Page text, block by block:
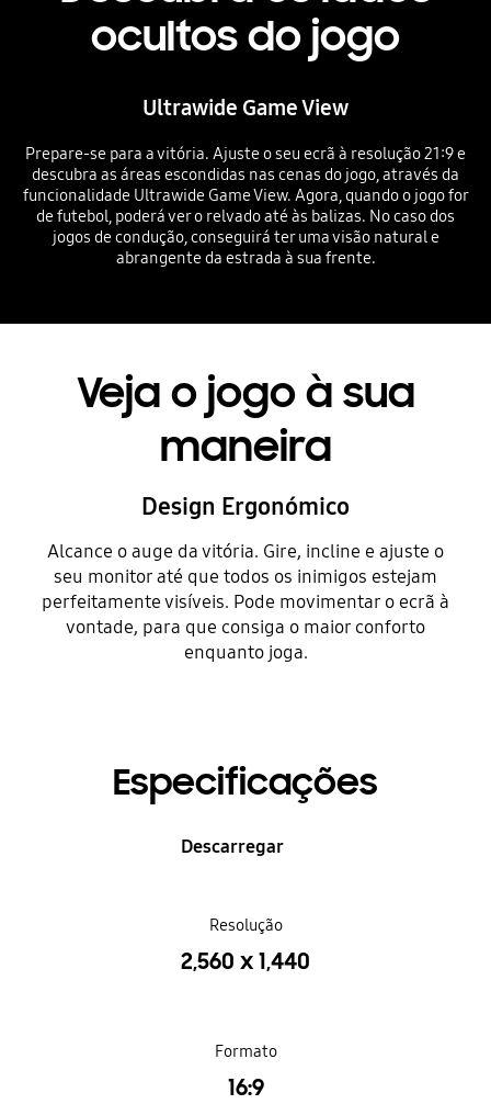
ocultos do jogo
Ultrawide Game View
Prepare-se para a vitória. Ajuste o seu ecrã à resolução 21:9 e
descubra as áreas escondidas nas cenas do jogo, através da
funcionalidade Ultrawide Game View. Agora, quando o jogo for
de futebol, poderá ver o relvado até às balizas. No caso dos
jogos de condução, conseguirá ter uma visão natural e
abrangente da estrada à sua frente.
Veja o jogo à sua
maneira
Design Ergonómico
Alcance o auge da vitória. Gire, incline e ajuste o
seu monitor até que todos os inimigos estejam
perfeitamente visíveis. Pode movimentar o ecrã à
vontade, para que consiga o maior conforto
enquanto joga.
Especificações
Descarregar
Resolução
2,560 x 1,440
Formato
16:9